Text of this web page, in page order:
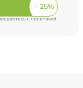
cполитикой